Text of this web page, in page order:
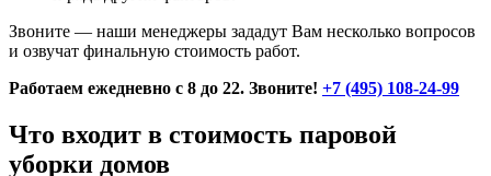
Звоните — наши менеджеры зададут Вам несколько вопросов
и озвучат финальную стоимость работ.
Работаем ежедневно с 8 до 22. Звоните! +7 (495) 108-24-99
Что входит в стоимость паровой
уборки домов